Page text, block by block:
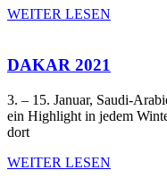
WEITER LESEN
DAKAR 2021
3. – 15. Januar, Saudi-
ein Highlight in jedem
dort
WEITER LESEN